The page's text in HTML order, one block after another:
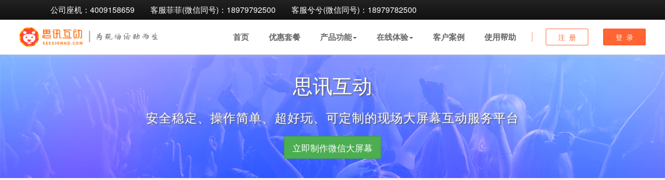
公司座机：4009158659 客服菲菲(微信同号)：18979792500 客服兮兮(微信同号)：18979782500
首页 优惠套餐 产品功能 在线体验 客户案例 使用帮助 注 册 登 录
思讯互动
安全稳定、操作简单、超好玩、可定制的现场大屏幕互动服务平台
立即制作微信大屏幕